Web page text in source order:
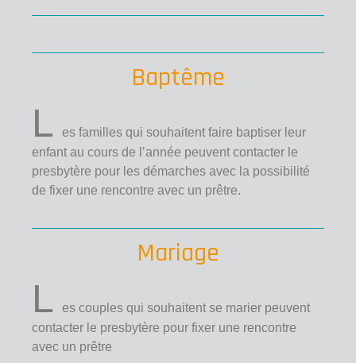
Baptême
L
es familles qui souhaitent faire baptiser leur
enfant au cours de l’année peuvent contacter le
presbytère pour les démarches avec la possibilité
de fixer une rencontre avec un prêtre.
Mariage
L
es couples qui souhaitent se marier peuvent
contacter le presbytère pour fixer une rencontre
avec un prêtre